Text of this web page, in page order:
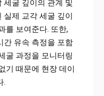
세굴 깊이의 관계 및
실제 교각 세굴 깊이
를 보여준다. 또한,
간 유속 측정을 포함
굴 과정을 모니터링
기 때문에 현장 데이
.